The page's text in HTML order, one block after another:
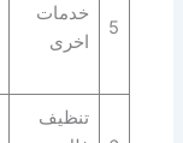
5
خدمات
اخرى
تنظيف